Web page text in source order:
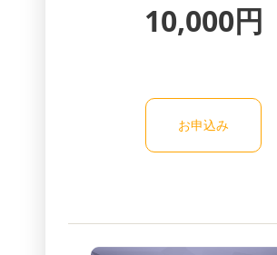
10,000円
お申込み